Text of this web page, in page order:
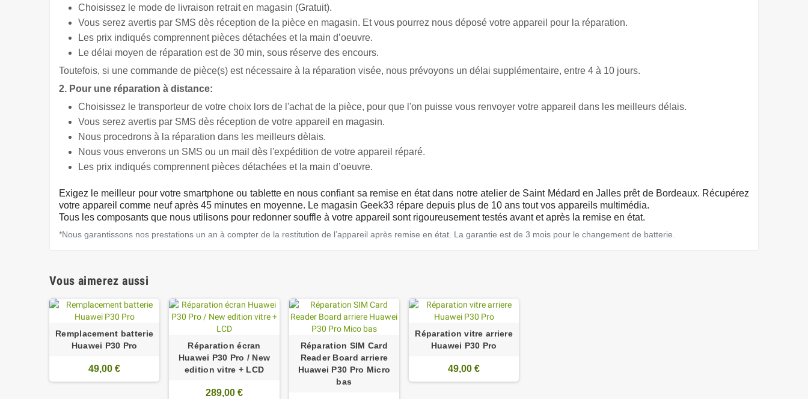
Choisissez le mode de livraison retrait en magasin (Gratuit).
Vous serez avertis par SMS dès réception de la pièce en magasin. Et vous pourrez nous déposé votre appareil pour la réparation.
Les prix indiqués comprennent pièces détachées et la main d’oeuvre.
Le délai moyen de réparation est de 30 min, sous réserve des encours.
Toutefois, si une commande de pièce(s) est nécessaire à la réparation visée, nous prévoyons un délai supplémentaire, entre 4 à 10 jours.
2. Pour une réparation à distance:
Choisissez le transporteur de votre choix lors de l'achat de la pièce, pour que l'on puisse vous renvoyer votre appareil dans les meilleurs délais.
Vous serez avertis par SMS dès réception de votre appareil en magasin.
Nous procedrons à la réparation dans les meilleurs dèlais.
Nous vous enverons un SMS ou un mail dès l'expédition de votre appareil réparé.
Les prix indiqués comprennent pièces détachées et la main d’oeuvre.
Exigez le meilleur pour votre smartphone ou tablette en nous conﬁant sa remise en état dans notre atelier de Saint Médard en Jalles prêt de Bordeaux. Récupérez
votre appareil comme neuf après 45 minutes en moyenne. Le magasin Geek33 répare depuis plus de 10 ans tout vos appareils multimédia.
Tous les composants que nous utilisons pour redonner souffle à votre appareil sont rigoureusement testés avant et après la remise en état.
*Nous garantissons nos prestations un an à compter de la restitution de l’appareil après remise en état. La garantie est de 3 mois pour le changement de batterie.
Vous aimerez aussi
Remplacement batterie
Huawei P30 Pro
49,00 €
Réparation écran
Huawei P30 Pro / New
edition vitre + LCD
289,00 €
Réparation SIM Card
Reader Board arriere
Huawei P30 Pro Micro
bas
Réparation vitre arriere
Huawei P30 Pro
49,00 €